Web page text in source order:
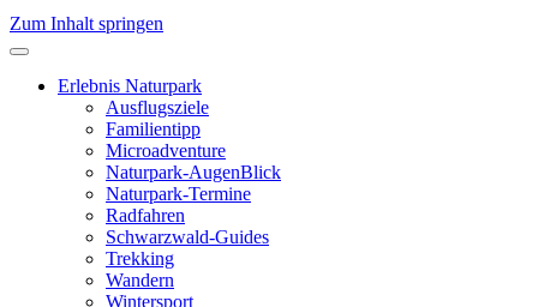
Zum Inhalt springen
Erlebnis Naturpark
Ausflugsziele
Familientipp
Microadventure
Naturpark-AugenBlick
Naturpark-Termine
Radfahren
Schwarzwald-Guides
Trekking
Wandern
Wintersport